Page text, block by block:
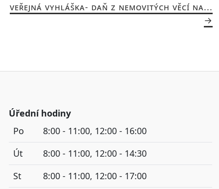
VEŘEJNÁ VYHLÁŠKA- DAŇ Z NEMOVITÝCH VĚCÍ NA...
Úřední hodiny
Po
8:00 - 11:00, 12:00 - 16:00
Út
8:00 - 11:00, 12:00 - 14:30
St
8:00 - 11:00, 12:00 - 17:00